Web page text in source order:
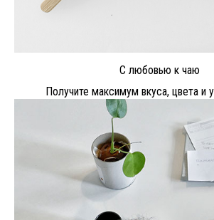
С любовью к чаю
Получите максимум вкуса, цвета и